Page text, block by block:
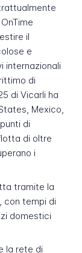
il
e
internazionali
di
di Vicarli ha
Mexico,
di
di oltre
i
tramite la
con tempi di
domestici
la rete di